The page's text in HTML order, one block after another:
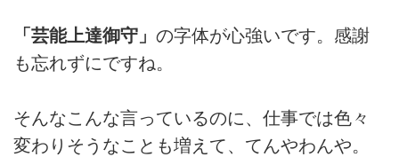
「芸能上達御守」 の字体が心強いです。感謝
も忘れずにですね。
そんなこんな言っているのに、仕事では色々
変わりそうなことも増えて、てんやわんや。